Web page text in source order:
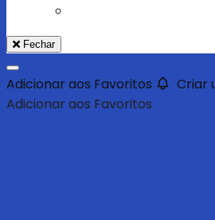
Fechar
Adicionar aos Favoritos
Criar
Adicionar aos Favoritos